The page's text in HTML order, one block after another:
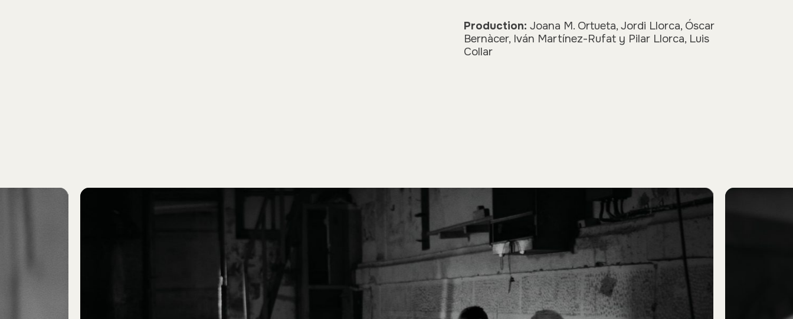
Production: Joana M. Ortueta, Jordi Llorca, Óscar
Bernàcer, Iván Martínez-Rufat y Pilar Llorca, Luis
Collar